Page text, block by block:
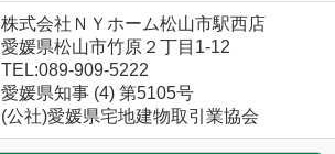
株式会社ＮＹホーム松山市駅西店
愛媛県松山市竹原２丁目1-12
TEL:089-909-5222
愛媛県知事 (4) 第5105号
(公社)愛媛県宅地建物取引業協会